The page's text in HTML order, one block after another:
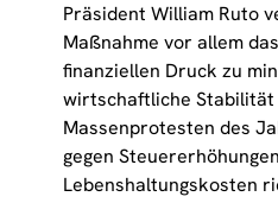
Präsident William Ruto
Maßnahme vor allem
finanziellen Druck zu
wirtschaftliche Stabilität
Massenprotesten des
gegen
Lebenshaltungskosten